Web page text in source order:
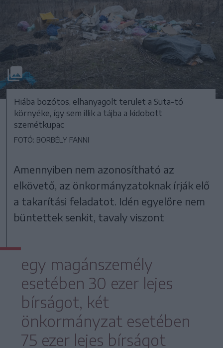
Hiába bozótos, elhanyagolt terület a Suta-tó
környéke, így sem illik a tájba a kidobott
szemétkupac
FOTÓ: BORBÉLY FANNI
Amennyiben nem azonosítható az
elkövető, az önkormányzatoknak írják elő
a takarítási feladatot. Idén egyelőre nem
büntettek senkit, tavaly viszont
egy magánszemély
esetében 30 ezer lejes
bírságot, két
önkormányzat esetében
75 ezer lejes bírságot